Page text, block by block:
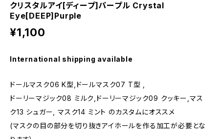
クリスタルアイ[ディープ]パープル Crystal
Eye[DEEP]Purple
¥1,100
International shipping available
ドールマスク06 K型,ドールマスク07 T型 ,
ドーリーマジック08 ミルク,ドーリーマジック09 クッキー,マス
ク13 シュガー, マスク14 ミント のカスタムにオススメ
(マスクの目の部分を切り抜きアイホールを作る加工が必要とな